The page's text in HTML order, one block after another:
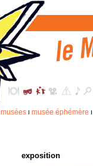
musées I musée éphémère
exposition